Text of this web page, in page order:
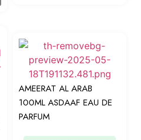
AMEERAT AL ARAB
100ML ASDAAF EAU DE
PARFUM